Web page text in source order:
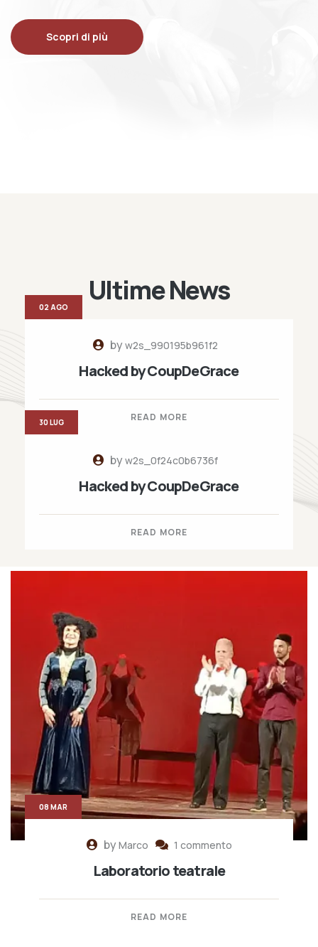
Scopri di più
Ultime News
byw2s_990195b961f2
Hacked by CoupDeGrace
READ MORE
02 AGO
byw2s_0f24c0b6736f
Hacked by CoupDeGrace
READ MORE
30 LUG
byMarco 1 commento
Laboratorio teatrale
READ MORE
08 MAR